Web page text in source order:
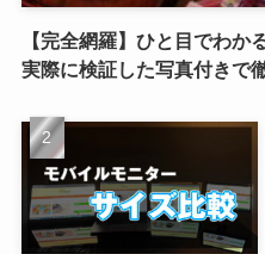
【完全網羅】ひと目でわ
実際に検証した写真付きで